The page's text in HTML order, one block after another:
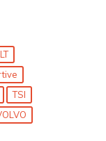
TSI